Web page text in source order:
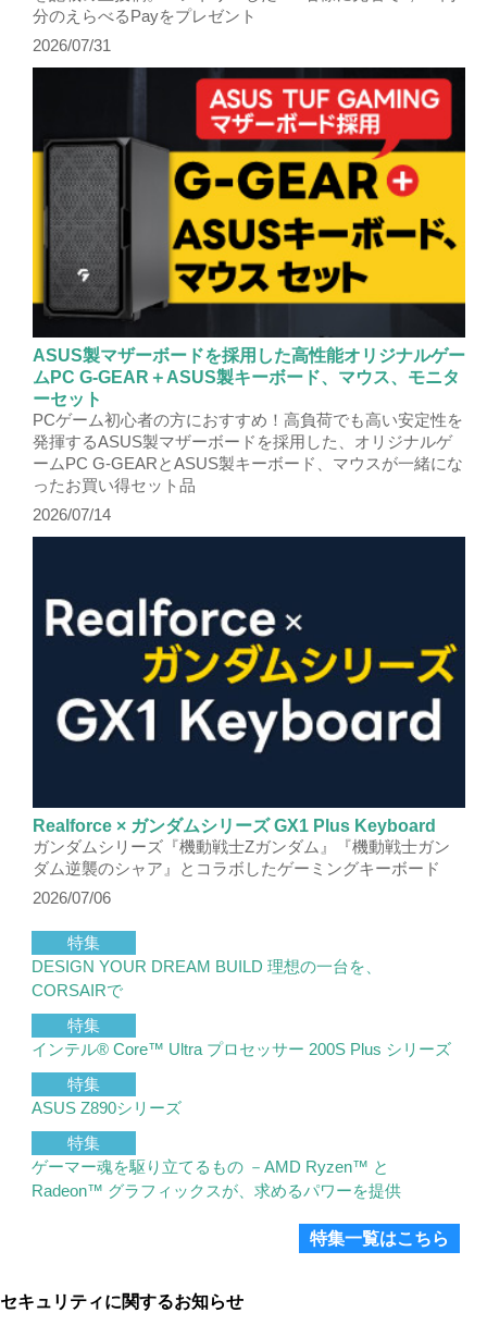
分のえらべるPayをプレゼント
2026/07/31
ASUS製マザーボードを採用した高性能オリジナルゲー
ムPC G-GEAR＋ASUS製キーボード、マウス、モニタ
ーセット
PCゲーム初心者の方におすすめ！高負荷でも高い安定性を
発揮するASUS製マザーボードを採用した、オリジナルゲ
ームPC G-GEARとASUS製キーボード、マウスが一緒にな
ったお買い得セット品
2026/07/14
Realforce × ガンダムシリーズ GX1 Plus Keyboard
ガンダムシリーズ『機動戦士Zガンダム』『機動戦士ガン
ダム逆襲のシャア』とコラボしたゲーミングキーボード
2026/07/06
特集
DESIGN YOUR DREAM BUILD 理想の一台を、
CORSAIRで
特集
インテル® Core™ Ultra プロセッサー 200S Plus シリーズ
特集
ASUS Z890シリーズ
特集
ゲーマー魂を駆り立てるもの －AMD Ryzen™ と
Radeon™ グラフィックスが、求めるパワーを提供
特集一覧はこちら
セキュリティに関するお知らせ